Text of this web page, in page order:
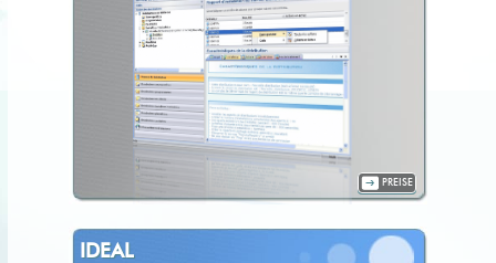
PREISE
IDEAL